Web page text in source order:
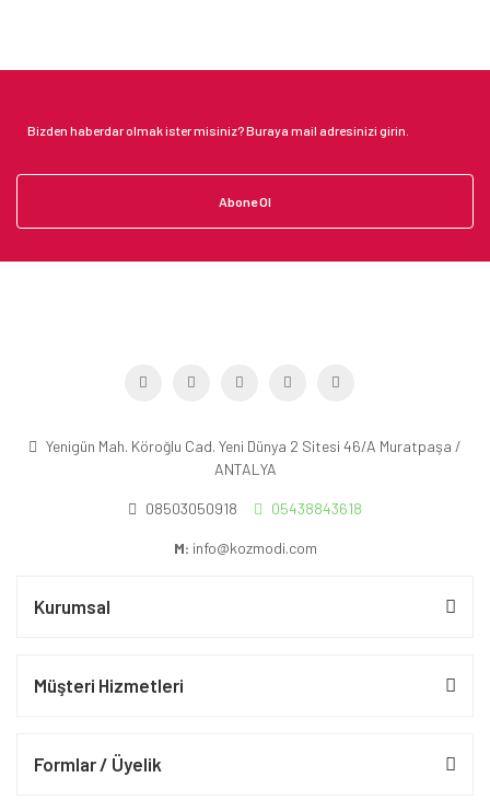
Abone Ol
Yenigün Mah. Köroğlu Cad. Yeni Dünya 2 Sitesi 46/A Muratpaşa /
ANTALYA
08503050918 05438843618
M: info@kozmodi.com
Kurumsal
Müşteri Hizmetleri
Formlar / Üyelik